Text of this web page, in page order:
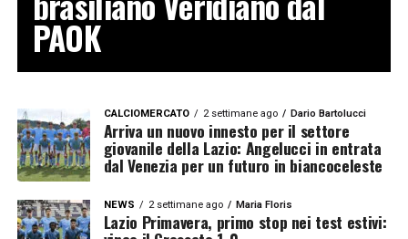
PAOK
CALCIOMERCATO 2 settimane ago Dario Bartolucci
Arriva un nuovo innesto per il settore
giovanile della Lazio: Angelucci in entrata
dal Venezia per un futuro in biancoceleste
NEWS 2 settimane ago Maria Floris
Lazio Primavera, primo stop nei test estivi: